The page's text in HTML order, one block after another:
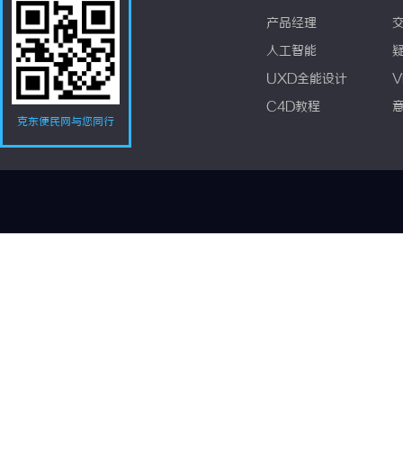
克东便民网与您同行
产品经理
人工智能
UXD全能设计
C4D教程